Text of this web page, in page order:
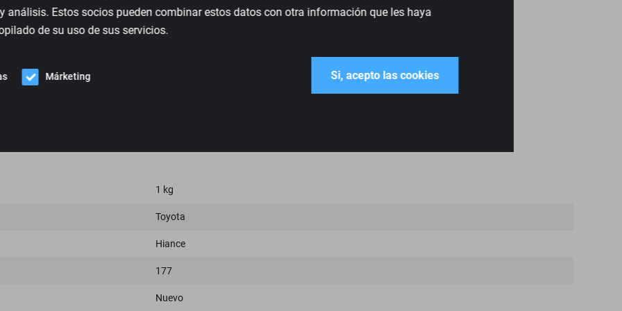
análisis. Estos socios pueden combinar estos datos con otra información que les haya
de su uso de sus servicios.
Márketing Si, acepto las cookies
perder su forma, lo que reduce la sujeción y el
de recuperar el confort y prolongar la vida
personas que recorren muchos kilómetros y
1 kg
Toyota
Hiance
177
Nuevo